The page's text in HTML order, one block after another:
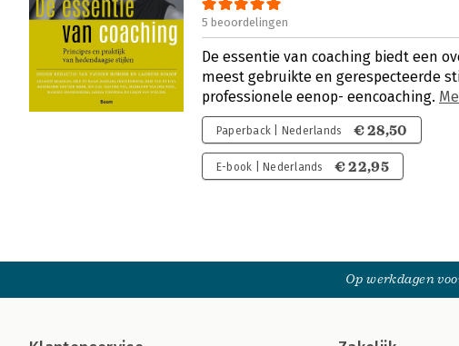
5 beoordelingen
De essentie van coaching biedt een
meest gebruikte en gerespecteerde
professionele eenop- eencoaching.
Paperback | Nederlands € 28,50
E-book | Nederlands € 22,95
Op werkdagen